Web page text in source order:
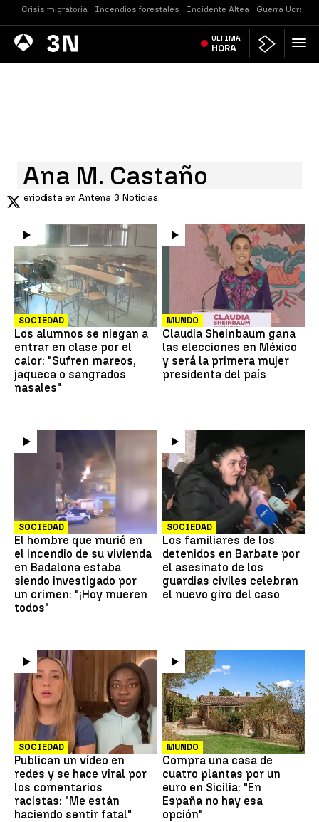
Crisis migratoria Incendios forestales Incidente Altea Guerra Ucrania
Antena
3 Noticias ÚLTIMA
HORA
Ana M. Castaño
Periodista en Antena 3 Noticias.
X
SOCIEDAD
Los alumnos se niegan a
entrar en clase por el
calor: "Sufren mareos,
jaqueca o sangrados
nasales"
MUNDO
Claudia Sheinbaum gana
las elecciones en México
y será la primera mujer
presidenta del país
SOCIEDAD
El hombre que murió en
el incendio de su vivienda
en Badalona estaba
siendo investigado por
un crimen: "¡Hoy mueren
todos"
SOCIEDAD
Los familiares de los
detenidos en Barbate por
el asesinato de los
guardias civiles celebran
el nuevo giro del caso
SOCIEDAD
Publican un vídeo en
redes y se hace viral por
los comentarios
racistas: "Me están
haciendo sentir fatal"
MUNDO
Compra una casa de
cuatro plantas por un
euro en Sicilia: "En
España no hay esa
opción"